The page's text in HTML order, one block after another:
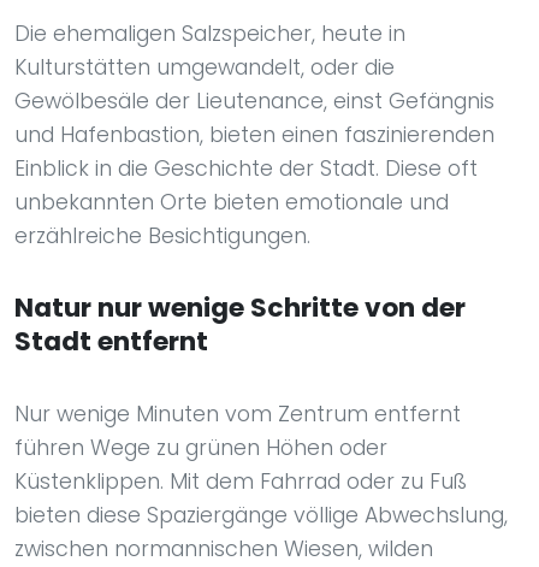
Die ehemaligen Salzspeicher, heute in
Kulturstätten umgewandelt, oder die
Gewölbesäle der Lieutenance, einst Gefängnis
und Hafenbastion, bieten einen faszinierenden
Einblick in die Geschichte der Stadt. Diese oft
unbekannten Orte bieten emotionale und
erzählreiche Besichtigungen.
Natur nur wenige Schritte von der
Stadt entfernt
Nur wenige Minuten vom Zentrum entfernt
führen Wege zu grünen Höhen oder
Küstenklippen. Mit dem Fahrrad oder zu Fuß
bieten diese Spaziergänge völlige Abwechslung,
zwischen normannischen Wiesen, wilden